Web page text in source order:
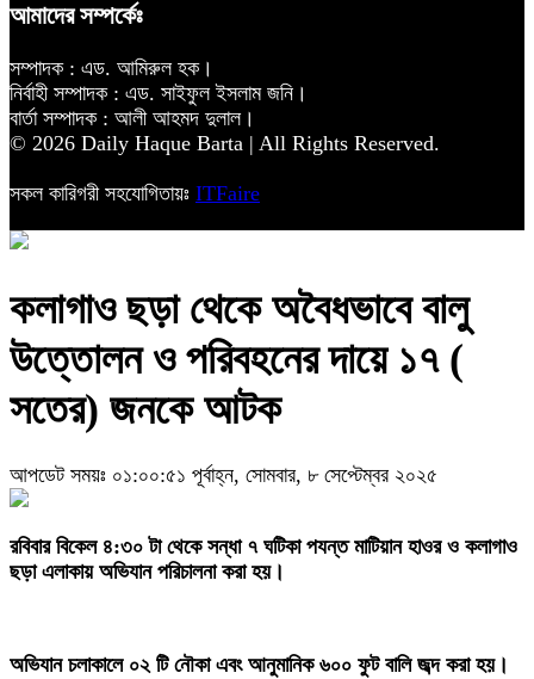
আমাদের সম্পর্কেঃ
সম্পাদক : এড. আমিরুল হক।
নির্বাহী সম্পাদক : এড. সাইফুল ইসলাম জনি।
বার্তা সম্পাদক : আলী আহমদ দুলাল।
© 2026 Daily Haque Barta | All Rights Reserved.
সকল কারিগরী সহযোগিতায়ঃ ITFaire
কলাগাও ছড়া থেকে অবৈধভাবে বালু
উত্তোলন ও পরিবহনের দায়ে ১৭ (
সতের) জনকে আটক
আপডেট সময়ঃ ০১:০০:৫১ পূর্বাহ্ন, সোমবার, ৮ সেপ্টেম্বর ২০২৫
‎রবিবার বিকেল ৪:৩০ টা থেকে সন্ধা ৭ ঘটিকা পযন্ত মাটিয়ান হাওর ও কলাগাও
ছড়া এলাকায় অভিযান পরিচালনা করা হয়।
‎অভিযান চলাকালে ০২ টি নৌকা এবং আনুমানিক ৬০০ ফুট বালি জব্দ করা হয়।